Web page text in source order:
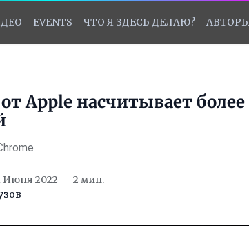
EVENTS ЧТО Я ЗДЕСЬ ДЕЛАЮ?
Apple насчитывает
Июня 2022
2 мин.